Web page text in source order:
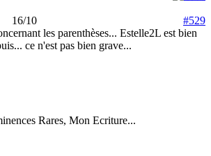
16/10
#529
les parenthèses... Estelle2L est bien
ce n'est pas bien grave...
Rares, Mon Ecriture...